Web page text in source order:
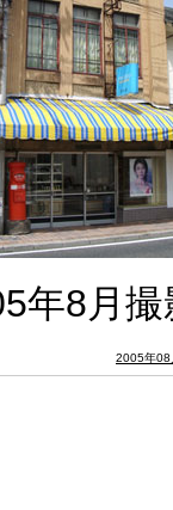
年8月撮
2005年08